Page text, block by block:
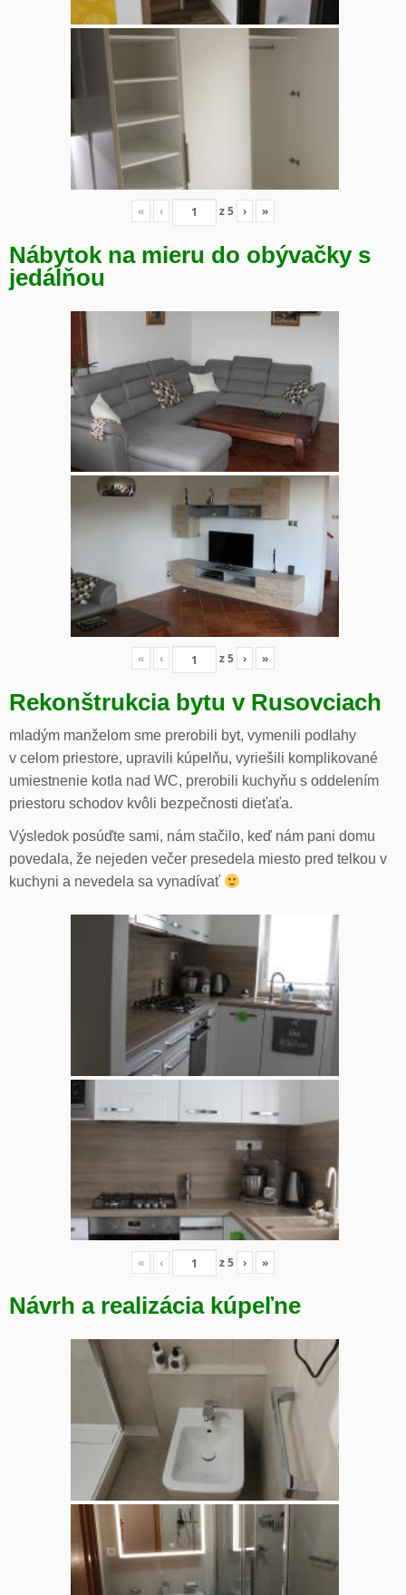
« ‹ z5 › »
Nábytok na mieru do obývačky s
jedálňou
« ‹ z5 › »
Rekonštrukcia bytu v Rusovciach
mladým manželom sme prerobili byt, vymenili podlahy
v celom priestore, upravili kúpelňu, vyriešili komplikované
umiestnenie kotla nad WC, prerobili kuchyňu s oddelením
priestoru schodov kvôli bezpečnosti dieťaťa.
Výsledok posúďte sami, nám stačilo, keď nám pani domu
povedala, že nejeden večer presedela miesto pred telkou v
kuchyni a nevedela sa vynadívať
« ‹ z5 › »
Návrh a realizácia kúpeľne